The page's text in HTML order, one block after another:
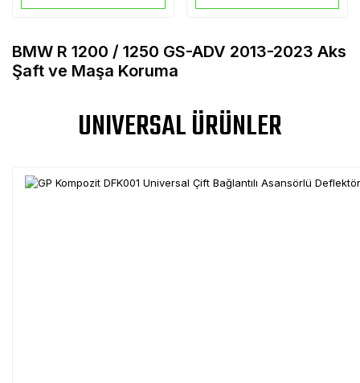
BMW R 1200 / 1250 GS-ADV 2013-2023 Aks
Şaft ve Maşa Koruma
UNIVERSAL ÜRÜNLER